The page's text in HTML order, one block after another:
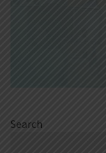
Search